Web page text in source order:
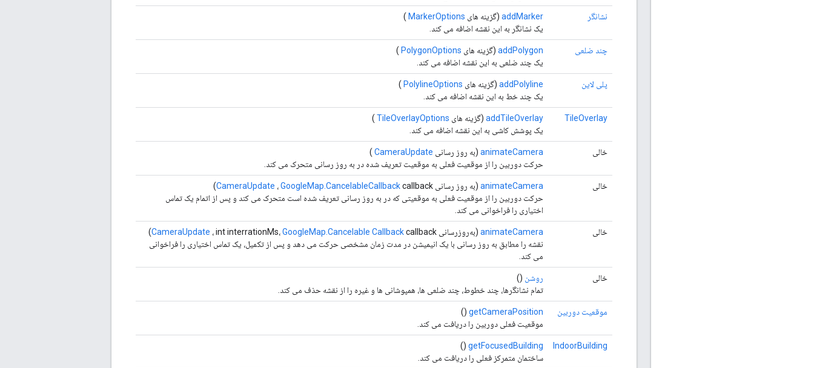
نشانگر addMarker (گزینه های MarkerOptions
)
یک نشانگر به این نقشه اضافه می کند.
چند ضلعی addPolygon (گزینه های PolygonOptions
)
یک چند ضلعی به این نقشه اضافه می کند.
پلی لاین addPolyline (گزینه های PolylineOptions
)
یک چند خط به این نقشه اضافه می کند.
TileOverlay
addTileOverlay (گزینه های TileOverlayOptions
)
یک پوشش کاشی به این نقشه اضافه می کند.
خالی animateCamera (به روز رسانی CameraUpdate
)
حرکت دوربین را از موقعیت فعلی به موقعیت تعریف شده در به روز رسانی متحرک می کند.
خالی animateCamera (به روز رسانی CameraUpdate ،GoogleMap.CancelableCallbackcallback)
حرکت دوربین را از موقعیت فعلی به موقعیتی که در به روز رسانی تعریف شده است متحرک می کند و پس از اتمام یک تماس
اختیاری را فراخوانی می کند.
خالی animateCamera (به‌روزرسانی CameraUpdate ، int interrationMs،GoogleMap.Cancelable Callbackcallback)
نقشه را مطابق به روز رسانی با یک انیمیشن در مدت زمان مشخصی حرکت می دهد و پس از تکمیل، یک تماس اختیاری را فراخوانی
می کند.
خالی روشن ()
تمام نشانگرها، چند خطوط، چند ضلعی ها، همپوشانی ها و غیره را از نقشه حذف می کند.
موقعیت دوربین getCameraPosition
()
موقعیت فعلی دوربین را دریافت می کند.
IndoorBuilding
getFocusedBuilding
()
ساختمان متمرکز فعلی را دریافت می کند.